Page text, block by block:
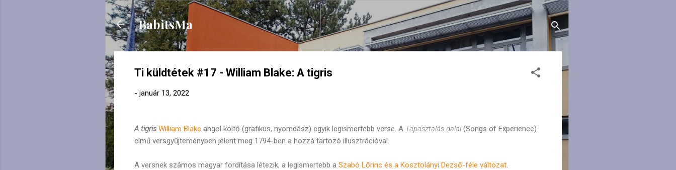
Ugrás a fő tartalomra
BabitsMa
Ti küldtétek #17 - William Blake: A tigris
- január 13, 2022
A tigris William Blake angol költő (grafikus, nyomdász) egyik legismertebb verse. A Tapasztalás dalai (Songs of Experience)
című versgyűjteményben jelent meg 1794-ben a hozzá tartozó illusztrációval.
A versnek számos magyar fordítása létezik, a legismertebb a Szabó Lőrinc és a Kosztolányi Dezső-féle változat